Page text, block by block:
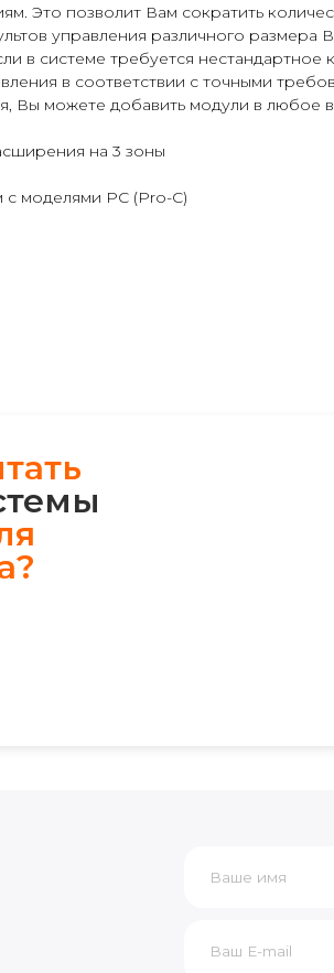
Это позволит Вам сократить
управления различного
в системе требуется
в соответствии с точными
Вы можете добавить модули в любое
на 3 зоны
с моделями PC (Pro-C)
Получить